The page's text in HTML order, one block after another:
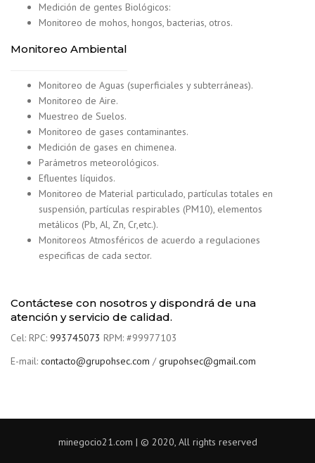
Medición de gentes Biológicos:
Monitoreo de mohos, hongos, bacterias, otros.
Monitoreo Ambiental
Monitoreo de Aguas (superficiales y subterráneas).
Monitoreo de Aire.
Muestreo de Suelos.
Monitoreo de gases contaminantes.
Medición de gases en chimenea.
Parámetros meteorológicos.
Efluentes líquidos.
Monitoreo de Material particulado, partículas totales en
suspensión, partículas respirables (PM10), elementos
metálicos (Pb, Al, Zn, Cr,etc.).
Monitoreos Atmosféricos de acuerdo a regulaciones
especificas de cada sector.
Contáctese con nosotros y dispondrá de una
atención y servicio de calidad.
Cel: RPC: 993745073 RPM: #99977103
E-mail: contacto@grupohsec.com /grupohsec@gmail.com
minegocio21.com | © 2020, All rights reserved